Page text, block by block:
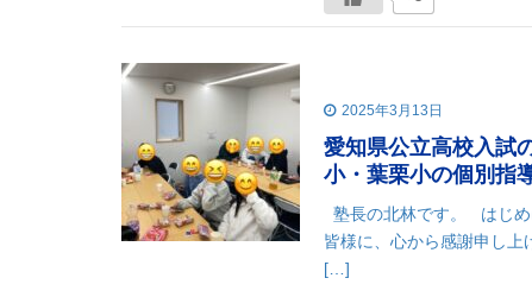
2025年3月13日
愛知県公立高校入試
小・葉栗小の個別
塾長の北林です。 はじめ
皆様に、心から感謝申し
[…]